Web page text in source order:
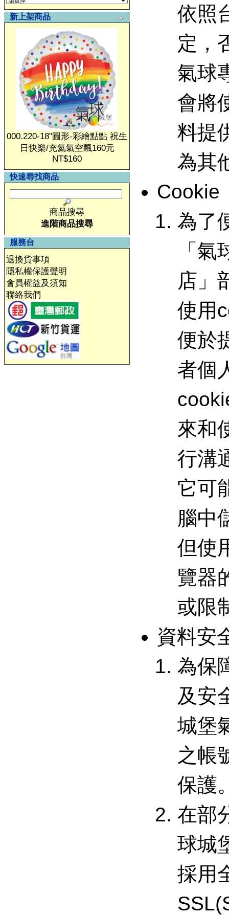
新上架商品
000.220-18"圓形-彩繪點點 祝生
日快樂/充氦氣空飄160元
NT$160
快速尋找商品
商品搜尋
進階商品搜尋
服務台
退換貨事項
隱私權保護聲明
會員權益及須知
聯絡我們
依照
定，
氣球
會將
料提
為其
Cookie
為了
「
店」
使用
便於
者個
來和
行溝
它可
腦中
但使
覽器
或限
資料安
為保
及安
城堡
之帳
保護
在部
球城
採用